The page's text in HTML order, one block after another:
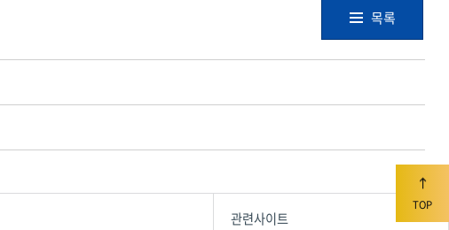
목록
관련사이트
TOP